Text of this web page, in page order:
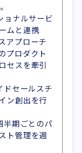
ョナルサービ
ムと連携
アプローチ
プロダクト
セスを牽引
ドセールスチ
ン創出を行
半期ごとのパ
ト管理を週